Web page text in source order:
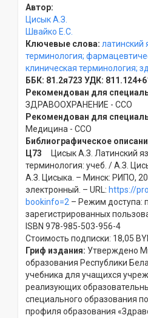
Автор:
Цисык А.З.
Швайко Е.С.
Ключевые слова: латинский
терминология;
клиническая терминология;
ББК: 81.2я723 УДК:
Рекомендован для
ЗДРАВООХРАНЕНИЕ - ССO
Рекомендован для
Медицина - ССO
Библиографическое
Ц73 Цисык А.З. Латинский
терминология: учеб. / А.З.
А.З. Цисыка. – Минск: РИПО,
электронный. – URL: https://
bookinfo=2 – Режим доступа:
зарегистрированных
ISBN 978-985-503-956-4
Стоимость подписки: 18,05
Гриф издания: Утверждено
образования Республики
учебника для учащихся
реализующих
специального образования
профиля образования